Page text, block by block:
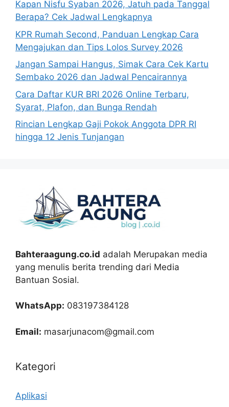
Kapan Nisfu Syaban 2026, Jatuh pada Tanggal
Berapa? Cek Jadwal Lengkapnya
KPR Rumah Second, Panduan Lengkap Cara
Mengajukan dan Tips Lolos Survey 2026
Jangan Sampai Hangus, Simak Cara Cek Kartu
Sembako 2026 dan Jadwal Pencairannya
Cara Daftar KUR BRI 2026 Online Terbaru,
Syarat, Plafon, dan Bunga Rendah
Rincian Lengkap Gaji Pokok Anggota DPR RI
hingga 12 Jenis Tunjangan
Bahteraagung.co.id adalah Merupakan media
yang menulis berita trending dari Media
Bantuan Sosial.
WhatsApp: 083197384128
Email: masarjunacom@gmail.com
Kategori
Aplikasi